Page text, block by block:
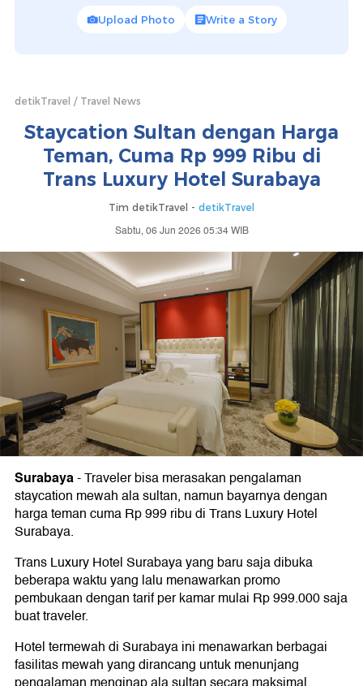
Upload Photo Write a Story
detikTravel Travel News
Staycation Sultan dengan Harga
Teman, Cuma Rp 999 Ribu di
Trans Luxury Hotel Surabaya
Tim detikTravel - detikTravel
Sabtu, 06 Jun 2026 05:34 WIB
Surabaya-Traveler bisa merasakan pengalaman
staycation mewah ala sultan, namun bayarnya dengan
harga teman cuma Rp 999 ribu di Trans Luxury Hotel
Surabaya.
Trans Luxury Hotel Surabaya yang baru saja dibuka
beberapa waktu yang lalu menawarkan promo
pembukaan dengan tarif per kamar mulai Rp 999.000 saja
buat traveler.
Hotel termewah di Surabaya ini menawarkan berbagai
fasilitas mewah yang dirancang untuk menunjang